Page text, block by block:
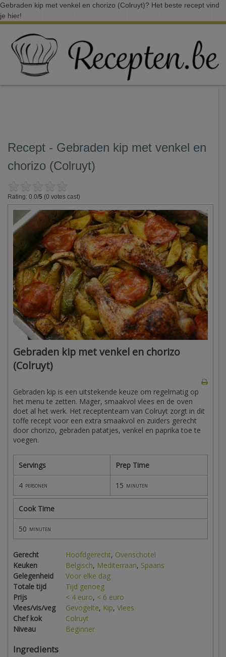
Gebraden kip met venkel en chorizo (Colruyt)? Het beste recept vind
je hier!
Recept - Gebraden kip met venkel en
chorizo (Colruyt)
Rating: 0.0/5 (0 votes cast)
Gebraden kip met venkel en chorizo
(Colruyt)
Gebraden kip is een uitstekende keuze om regelmatig op
het menu te zetten. Mager, smaakvol vlees en de oven
doet al het werk. Het receptenteam van Colruyt zorgt in dit
toffe recept voor een extra smaakvol en zuiders gerecht
door chorizo, gebraden patatjes, venkel en paprika toe te
voegen.
Servings Prep Time
4 personen 15 minuten
Cook Time
50 minuten
Gerecht Hoofdgerecht, Ovenschotel
Keuken
Belgisch, Mediterraan, Spaans
Gelegenheid
Voor elke dag
Totale tijd
Tijd genoeg
Prijs
< 4 euro, < 6 euro
Vlees/vis/veg
Gevogelte, Kip, Vlees
Chef kok
Colruyt
Niveau
Beginner
Ingredients